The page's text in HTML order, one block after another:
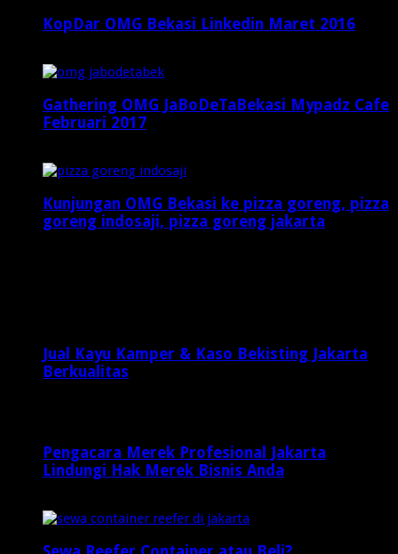
KopDar OMG Bekasi Linkedin Maret 2016
Gathering OMG JaBoDeTaBekasi Mypadz Cafe
Februari 2017
Kunjungan OMG Bekasi ke pizza goreng, pizza
goreng indosaji, pizza goreng jakarta
Jual Kayu Kamper & Kaso Bekisting Jakarta
Berkualitas
Pengacara Merek Profesional Jakarta
Lindungi Hak Merek Bisnis Anda